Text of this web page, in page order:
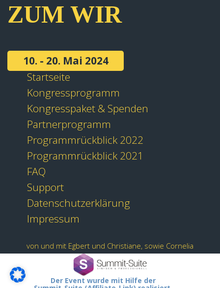
ZUM WIR
10. - 20. Mai 2024
Startseite
Kongressprogramm
Kongresspaket & Spenden
Partnerprogramm
Programmrückblick 2022
Programmrückblick 2021
FAQ
Support
Datenschutzerklärung
Impressum
von und mit Egbert und Christiane, sowie Cornelia
Der Event wurde mit Hilfe der